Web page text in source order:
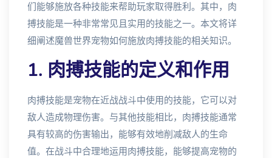
们能够施放各种技能来帮助玩家取得胜利。其中，肉
搏技能是一种非常常见且实用的技能之一。本文将详
细阐述魔兽世界宠物如何施放肉搏技能的相关知识。
1. 肉搏技能的定义和作用
肉搏技能是宠物在近战战斗中使用的技能，它可以对
敌人造成物理伤害。与其他技能相比，肉搏技能通常
具有较高的伤害输出，能够有效地削减敌人的生命
值。在战斗中合理地运用肉搏技能，能够提高宠物的